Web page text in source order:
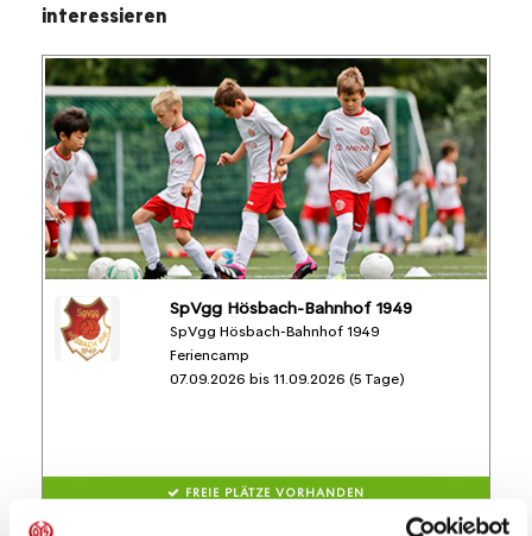
interessieren
SpVgg Hösbach-Bahnhof 1949
SpVgg Hösbach-Bahnhof 1949
Feriencamp
07.09.2026 bis 11.09.2026 (5 Tage)
FREIE PLÄTZE VORHANDEN
Anmeldeschluss 31. August 2026, 09:30 Uhr